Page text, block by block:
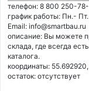
телефон: 8 800 250-
график работы: Пн.-
Email: info@smartbau.ru
описание: Вы можете
склада, где всегда
каталога.
координаты:
остаток: отсутствует